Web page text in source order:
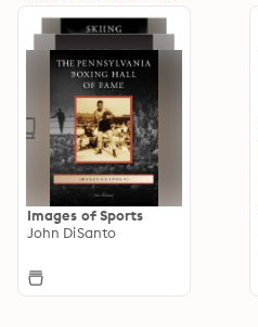
Images of Sports
John DiSanto